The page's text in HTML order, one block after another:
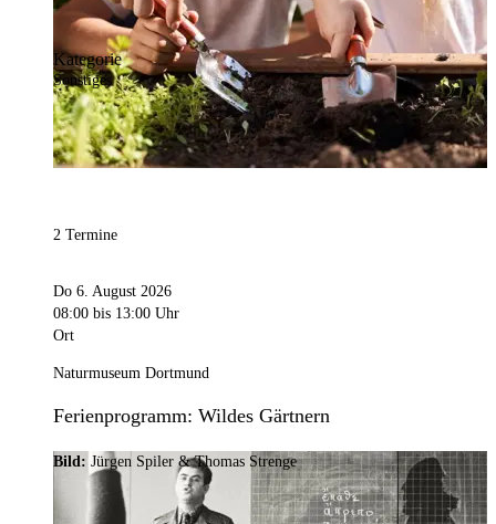
Kategorie
Sonstiges
2 Termine
Do 6. August 2026
08:00 bis 13:00 Uhr
Ort
Naturmuseum Dortmund
Ferienprogramm: Wildes Gärtnern
Bild: Jürgen Spiler & Thomas Strenge